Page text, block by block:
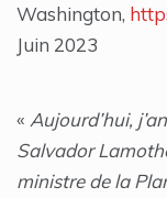
Washington,
Juin 2023
« Aujourd’hui,
Salvador
ministre de la